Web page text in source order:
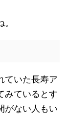
ていた長寿ア
みているとす
がない人もい